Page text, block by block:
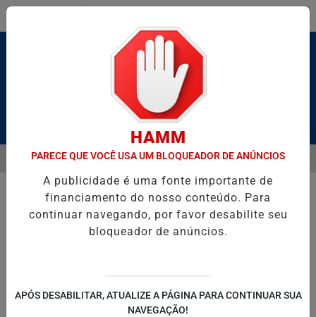
Pesquisar Notícia
E CAIQUE PIMENTA COM O MELHOR DO AXÉ DAS ANTIGAS
EM ALTA
MENU
HAMM
PARECE QUE VOCÊ USA UM BLOQUEADOR DE ANÚNCIOS
A publicidade é uma fonte importante de
financiamento do nosso conteúdo. Para
continuar navegando, por favor desabilite seu
bloqueador de anúncios.
APÓS DESABILITAR, ATUALIZE A PÁGINA PARA CONTINUAR SUA
NAVEGAÇÃO!